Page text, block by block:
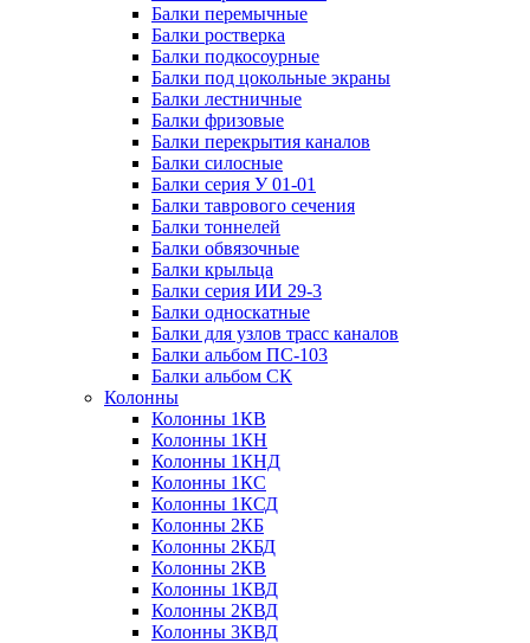
Балки перемычные
Балки ростверка
Балки подкосоурные
Балки под цокольные экраны
Балки лестничные
Балки фризовые
Балки перекрытия каналов
Балки силосные
Балки серия У 01-01
Балки таврового сечения
Балки тоннелей
Балки обвязочные
Балки крыльца
Балки серия ИИ 29-3
Балки односкатные
Балки для узлов трасс каналов
Балки альбом ПС-103
Балки альбом СК
Колонны
Колонны 1КВ
Колонны 1КН
Колонны 1КНД
Колонны 1КС
Колонны 1КСД
Колонны 2КБ
Колонны 2КБД
Колонны 2КВ
Колонны 1КВД
Колонны 2КВД
Колонны 3КВД